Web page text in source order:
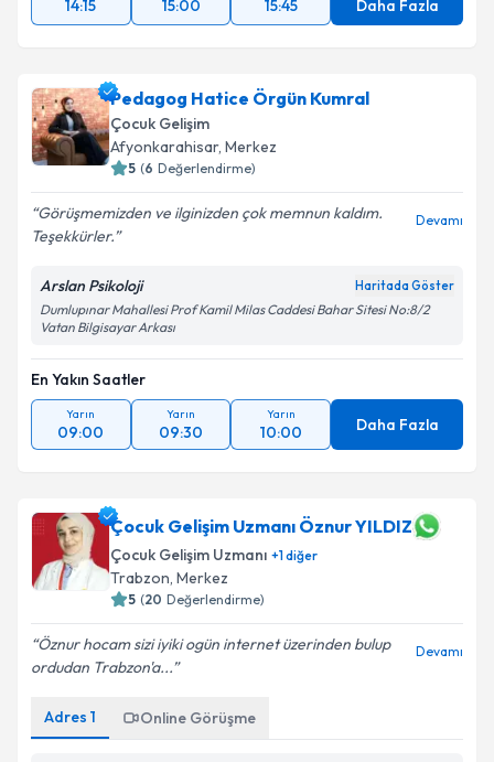
14:15 15:00 15:45 Daha Fazla
Pedagog Hatice Örgün Kumral
Çocuk Gelişim
Afyonkarahisar, Merkez
5 (6 Değerlendirme)
Görüşmemizden ve ilginizden çok memnun kaldım.
Teşekkürler.
Devamı
Arslan Psikoloji Haritada Göster
Dumlupınar Mahallesi Prof Kamil Milas Caddesi Bahar Sitesi No:8/2
Vatan Bilgisayar Arkası
En Yakın Saatler
Yarın
09:00
Yarın
09:30
Yarın
10:00 Daha Fazla
Çocuk Gelişim Uzmanı Öznur YILDIZ
Çocuk Gelişim Uzmanı +1diğer
Trabzon, Merkez
5 (20 Değerlendirme)
Öznur hocam sizi iyiki ogün internet üzerinden bulup
ordudan Trabzon'a...
Devamı
Adres 1 Online Görüşme